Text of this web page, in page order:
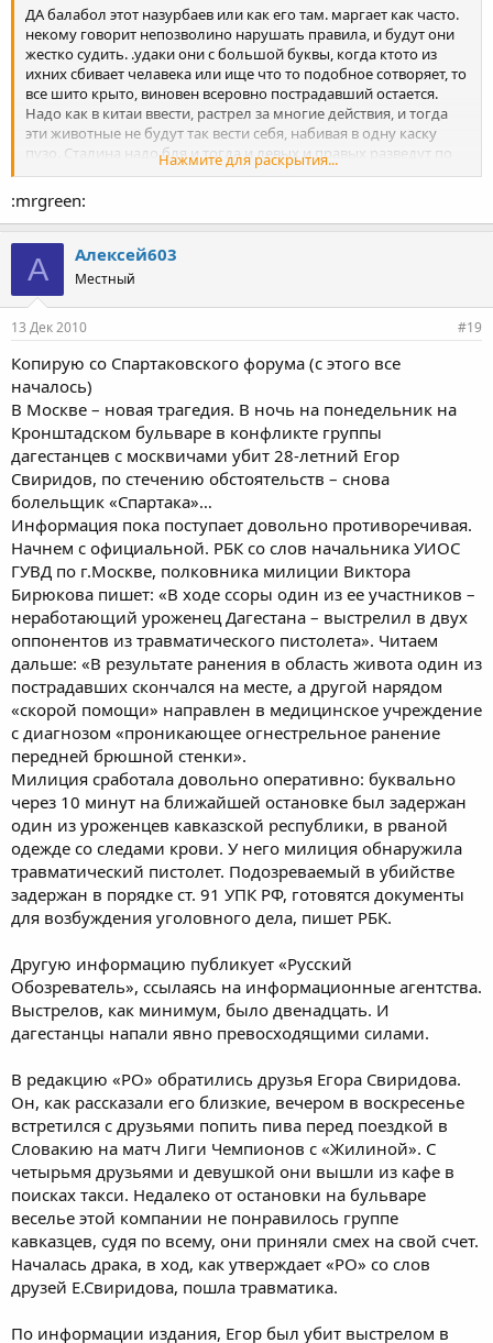
ДА балабол этот назурбаев или как его там. маргает как часто.
некому говорит непозволино нарушать правила, и будут они
жестко судить. .удаки они с большой буквы, когда ктото из
ихних сбивает челавека или ище что то подобное сотворяет, то
все шито крыто, виновен всеровно пострадавший остается.
Надо как в китаи ввести, растрел за многие действия, и тогда
эти животные не будут так вести себя, набивая в одну каску
пузо. Сталина надо бля и тогда и левых и правых разведут по
сторонам и ебнут по тихому )))
Нажмите для раскрытия...
:mrgreen:
А Алексей603
Местный
13 Дек 2010 #19
Копирую со Спартаковского форума (с этого все
началось)
В Москве – новая трагедия. В ночь на понедельник на
Кронштадском бульваре в конфликте группы
дагестанцев с москвичами убит 28-летний Егор
Свиридов, по стечению обстоятельств – снова
болельщик «Спартака»…
Информация пока поступает довольно противоречивая.
Начнем с официальной. РБК со слов начальника УИОС
ГУВД по г.Москве, полковника милиции Виктора
Бирюкова пишет: «В ходе ссоры один из ее участников –
неработающий уроженец Дагестана – выстрелил в двух
оппонентов из травматического пистолета». Читаем
дальше: «В результате ранения в область живота один из
пострадавших скончался на месте, а другой нарядом
«скорой помощи» направлен в медицинское учреждение
с диагнозом «проникающее огнестрельное ранение
передней брюшной стенки».
Милиция сработала довольно оперативно: буквально
через 10 минут на ближайшей остановке был задержан
один из уроженцев кавказской республики, в рваной
одежде со следами крови. У него милиция обнаружила
травматический пистолет. Подозреваемый в убийстве
задержан в порядке ст. 91 УПК РФ, готовятся документы
для возбуждения уголовного дела, пишет РБК.
Другую информацию публикует «Русский
Обозреватель», ссылаясь на информационные агентства.
Выстрелов, как минимум, было двенадцать. И
дагестанцы напали явно превосходящими силами.
В редакцию «РО» обратились друзья Егора Свиридова.
Он, как рассказали его близкие, вечером в воскресенье
встретился с друзьями попить пива перед поездкой в
Словакию на матч Лиги Чемпионов с «Жилиной». С
четырьмя друзьями и девушкой они вышли из кафе в
поисках такси. Недалеко от остановки на бульваре
веселье этой компании не понравилось группе
кавказцев, судя по всему, они приняли смех на свой счет.
Началась драка, в ход, как утверждает «РО» со слов
друзей Е.Свиридова, пошла травматика.
По информации издания, Егор был убит выстрелом в